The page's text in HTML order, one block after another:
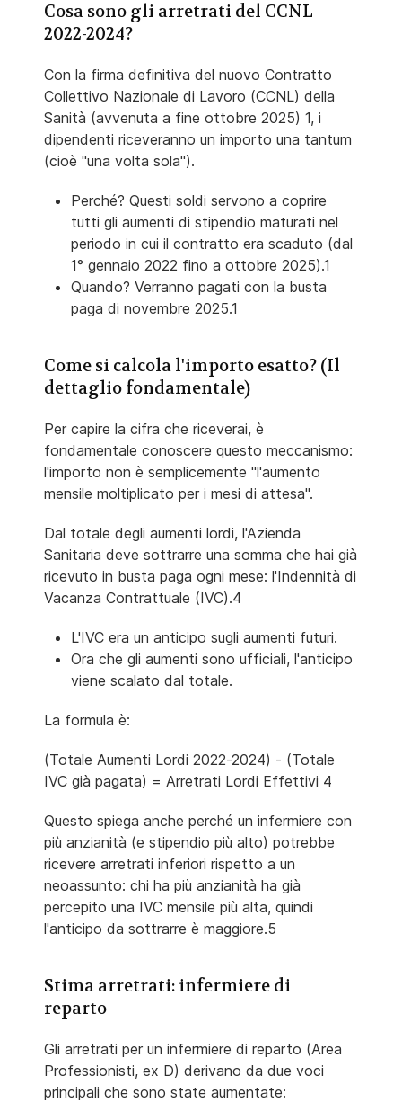
Cosa sono gli arretrati del CCNL
2022-2024?
Con la firma definitiva del nuovo Contratto
Collettivo Nazionale di Lavoro (CCNL) della
Sanità (avvenuta a fine ottobre 2025) 1, i
dipendenti riceveranno un importo una tantum
(cioè "una volta sola").
Perché? Questi soldi servono a coprire
tutti gli aumenti di stipendio maturati nel
periodo in cui il contratto era scaduto (dal
1° gennaio 2022 fino a ottobre 2025).1
Quando? Verranno pagati con la busta
paga di novembre 2025.1
Come si calcola l'importo esatto? (Il
dettaglio fondamentale)
Per capire la cifra che riceverai, è
fondamentale conoscere questo meccanismo:
l'importo non è semplicemente "l'aumento
mensile moltiplicato per i mesi di attesa".
Dal totale degli aumenti lordi, l'Azienda
Sanitaria deve sottrarre una somma che hai già
ricevuto in busta paga ogni mese: l'Indennità di
Vacanza Contrattuale (IVC).4
L'IVC era un anticipo sugli aumenti futuri.
Ora che gli aumenti sono ufficiali, l'anticipo
viene scalato dal totale.
La formula è:
(Totale Aumenti Lordi 2022-2024) - (Totale
IVC già pagata) = Arretrati Lordi Effettivi 4
Questo spiega anche perché un infermiere con
più anzianità (e stipendio più alto) potrebbe
ricevere arretrati inferiori rispetto a un
neoassunto: chi ha più anzianità ha già
percepito una IVC mensile più alta, quindi
l'anticipo da sottrarre è maggiore.5
Stima arretrati: infermiere di
reparto
Gli arretrati per un infermiere di reparto (Area
Professionisti, ex D) derivano da due voci
principali che sono state aumentate: